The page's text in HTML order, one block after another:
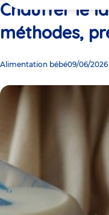
ici
Chauffer le
méthodes,
Alimentation bébé09/06/2026